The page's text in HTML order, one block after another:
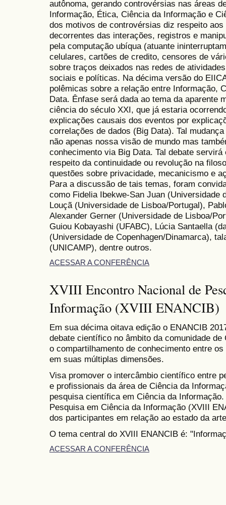
autônoma, gerando controvérsias nas áreas
Informação, Ética, Ciência da Informação e
dos motivos de controvérsias diz respeito
decorrentes das interações, registros e
pela computação ubíqua (atuante
celulares, cartões de credito, censores de
sobre traços deixados nas redes de
sociais e políticas. Na décima versão do
polêmicas sobre a relação entre Informação,
Data. Ênfase será dada ao tema da aparente
ciência do século XXI, que já estaria
explicações causais dos eventos por
correlações de dados (Big Data). Tal
não apenas nossa visão de mundo mas
conhecimento via Big Data. Tal debate
respeito da continuidade ou revolução na
questões sobre privacidade, mecanicismo e
Para a discussão de tais temas, foram
como Fidelia Ibekwe-San Juan (Universidade
Louçã (Universidade de Lisboa/Portugal),
Alexander Gerner (Universidade de Lisboa/
Guiou Kobayashi (UFABC), Lúcia Santaella
(Universidade de Copenhagen/Dinamarca),
(UNICAMP), dentre outros.
ACESSAR A CONFERÊNCIA
XVIII Encontro Nacional de
Informação (XVIII ENANCIB)
Em sua décima oitava edição o ENANCIB
debate científico no âmbito da comunidade
o compartilhamento de conhecimento entre
em suas múltiplas dimensões.
Visa promover o intercâmbio científico entre
e profissionais da área de Ciência da
pesquisa científica em Ciência da
Pesquisa em Ciência da Informação (XVIII
dos participantes em relação ao estado da
O tema central do XVIII ENANCIB é:
ACESSAR A CONFERÊNCIA